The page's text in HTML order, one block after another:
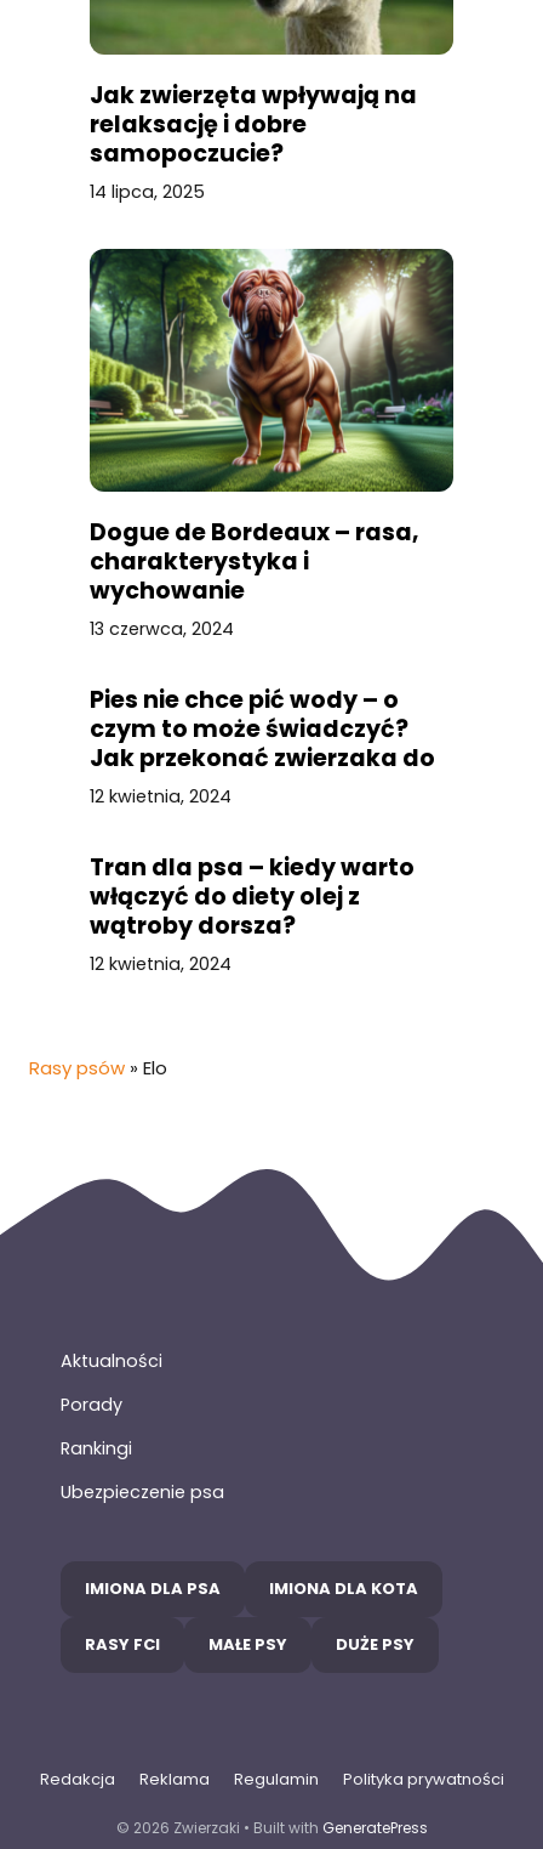
Jak zwierzęta wpływają na
relaksację i dobre
samopoczucie?
14 lipca, 2025
Dogue de Bordeaux – rasa,
charakterystyka i
wychowanie
13 czerwca, 2024
Pies nie chce pić wody – o
czym to może świadczyć?
Jak przekonać zwierzaka do
picia?
12 kwietnia, 2024
Tran dla psa – kiedy warto
włączyć do diety olej z
wątroby dorsza?
12 kwietnia, 2024
Rasy psów » Elo
Aktualności
Porady
Rankingi
Ubezpieczenie psa
IMIONA DLA PSA IMIONA DLA KOTA
RASY FCI MAŁE PSY DUŻE PSY
Redakcja Reklama Regulamin Polityka prywatności
© 2026 Zwierzaki • Built with GeneratePress